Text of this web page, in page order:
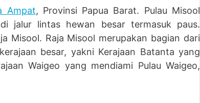
Ampat, Provinsi Papua Barat. Pulau Misool
jalur lintas hewan besar termasuk paus.
Misool. Raja Misool merupakan bagian dari
besar, yakni Kerajaan Batanta yang
Waigeo yang mendiami Pulau Waigeo,